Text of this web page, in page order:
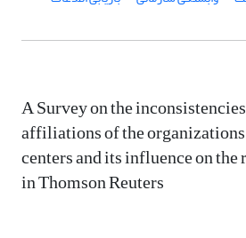
A Survey on the
affiliations of the
centers and its influence on
in Thomson Reuters